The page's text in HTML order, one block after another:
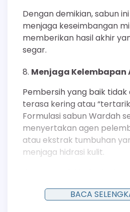
Dengan demikian, sabun
menjaga keseimbangan
memberikan hasil akhir
segar.
Menjaga Kelembapan
Pembersih yang baik
terasa kering atau
Formulasi sabun Wardah
menyertakan agen
atau ekstrak tumbuhan
menjaga hidrasi kulit.
sawar kulit (skin barrier)
BACA